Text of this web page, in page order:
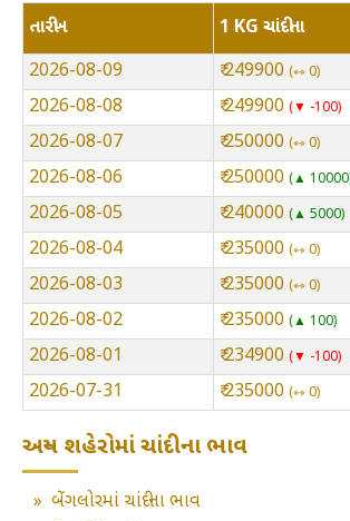
તારીખ
1 KG ચાંદીના
2026-08-09
₹ 249900 ⇿ 0
2026-08-08 ₹ 249900 ▼ -100
2026-08-07 ₹ 250000 ⇿ 0
2026-08-06 ₹ 250000 ▲ 10000
2026-08-05 ₹ 240000 ▲ 5000
2026-08-04 ₹ 235000 ⇿ 0
2026-08-03 ₹ 235000 ⇿ 0
2026-08-02 ₹ 235000 ▲ 100
2026-08-01 ₹ 234900 ▼ -100
2026-07-31 ₹ 235000 ⇿ 0
અન્ય શહેરોમાં ચાંદીના ભાવ
» બેંગલોરમાં ચાંદીના ભાવ